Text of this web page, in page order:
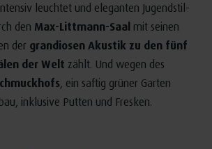
leuchtet und eleganten Jugendstil-
den Max-Littmann-Saal mit seinen
der grandiosen Akustik zu den fünf
der Welt zählt. Und wegen des
, ein saftig grüner Garten
inklusive Putten und Fresken.